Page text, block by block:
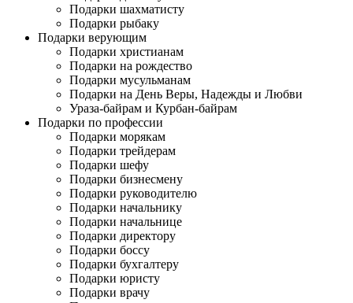
Подарки шахматисту
Подарки рыбаку
Подарки верующим
Подарки христианам
Подарки на рождество
Подарки мусульманам
Подарки на День Веры, Надежды и Любви
Ураза-байрам и Курбан-байрам
Подарки по профессии
Подарки морякам
Подарки трейдерам
Подарки шефу
Подарки бизнесмену
Подарки руководителю
Подарки начальнику
Подарки начальнице
Подарки директору
Подарки боссу
Подарки бухгалтеру
Подарки юристу
Подарки врачу